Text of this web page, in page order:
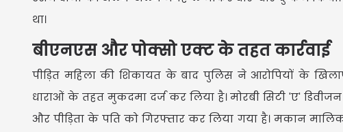
था।
बीएनएस और पोक्सो एक्ट के तहत कार्रवाई
पीड़ित महिला की शिकायत के बाद पुलिस ने आरोपियों के
धाराओं के तहत मुकदमा दर्ज कर लिया है। मोरबी सिटी 'ए'
और पीड़िता के पति को गिरफ्तार कर लिया गया है। मकान